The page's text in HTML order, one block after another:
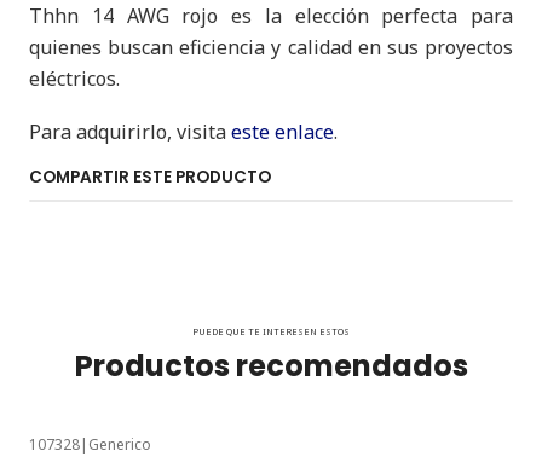
Thhn 14 AWG rojo es la elección perfecta para
quienes buscan eficiencia y calidad en sus proyectos
eléctricos.
Para adquirirlo, visitaeste enlace.
COMPARTIR ESTE PRODUCTO
PUEDE QUE TE INTERESEN ESTOS
Productos recomendados
107328| Generico